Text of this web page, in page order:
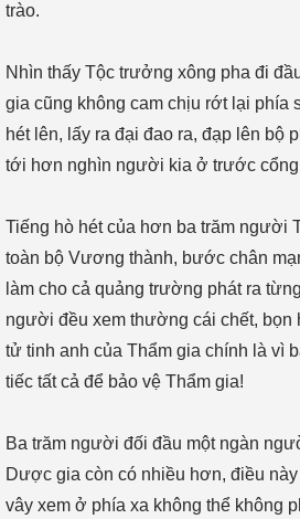
trào.
Nhìn thấy Tộc trưởng xông pha đi
gia cũng không cam chịu rớt lại phía
hét lên, lấy ra đại đao ra, đạp lên bộ
tới hơn nghìn người kia ở trước
Tiếng hò hét của hơn ba trăm người
toàn bộ Vương thành, bước chân
làm cho cả quảng trường phát ra
người đều xem thường cái chết, bọn
tử tinh anh của Thẩm gia chính là vì
tiếc tất cả để bảo vệ Thẩm gia!
Ba trăm người đối đầu một ngàn
Dược gia còn có nhiều hơn, điều
vây xem ở phía xa không thể không